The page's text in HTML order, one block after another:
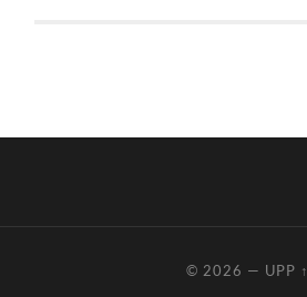
© 2026 — UPP ↑